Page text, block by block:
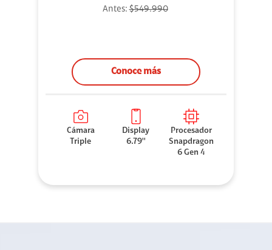
Antes:$549.990
Conoce más
Cámara
Triple
Display
6.79''
Procesador
Snapdragon
6 Gen 4